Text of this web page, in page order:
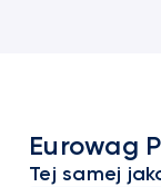
Eurowag
Tej samej